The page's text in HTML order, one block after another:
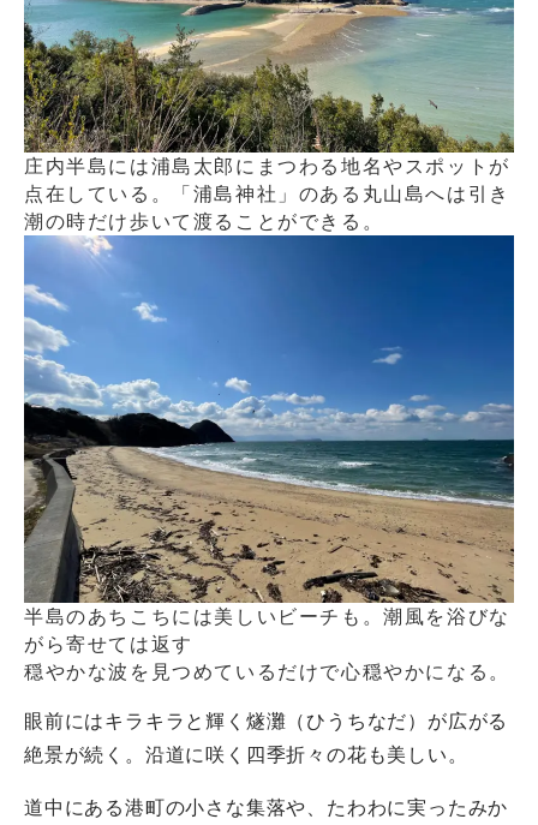
庄内半島には浦島太郎にまつわる地名やスポットが
点在している。「浦島神社」のある丸山島へは引き
潮の時だけ歩いて渡ることができる。
半島のあちこちには美しいビーチも。潮風を浴びな
がら寄せては返す
穏やかな波を見つめているだけで心穏やかになる。
眼前にはキラキラと輝く燧灘（ひうちなだ）が広がる
絶景が続く。沿道に咲く四季折々の花も美しい。
道中にある港町の小さな集落や、たわわに実ったみか